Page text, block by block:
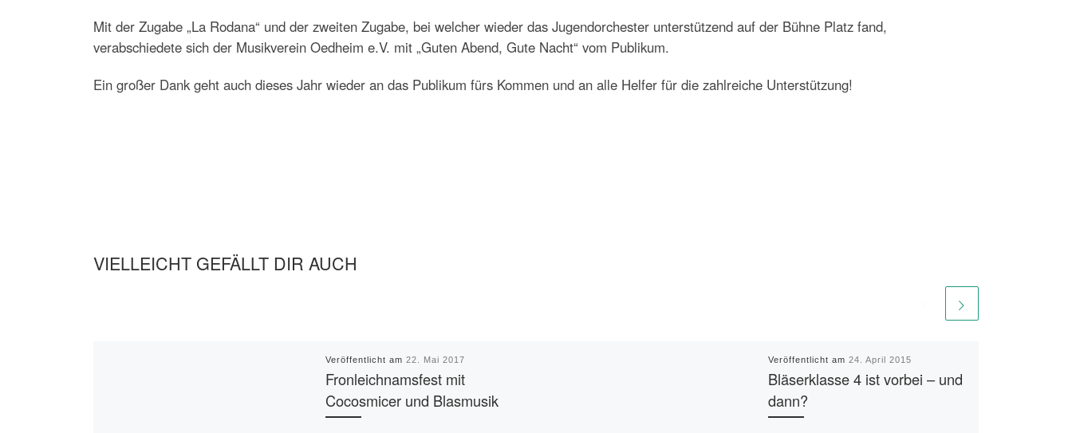
Mit der Zugabe „La Rodana“ und der zweiten Zugabe, bei welcher wieder das Jugendorchester unterstützend auf der Bühne Platz fand,
verabschiedete sich der Musikverein Oedheim e.V. mit „Guten Abend, Gute Nacht“ vom Publikum.
Ein großer Dank geht auch dieses Jahr wieder an das Publikum fürs Kommen und an alle Helfer für die zahlreiche Unterstützung!
VIELLEICHT GEFÄLLT DIR AUCH
Veröffentlicht am 22. Mai 2017
Fronleichnamsfest mit
Cocosmicer und Blasmusik
Veröffentlicht am 24. April 2015
Bläserklasse 4 ist vorbei – und
dann?